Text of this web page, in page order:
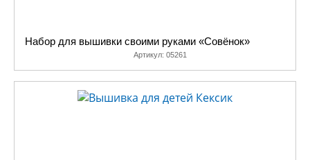
Набор для вышивки своими руками «Совёнок»
Артикул: 05261